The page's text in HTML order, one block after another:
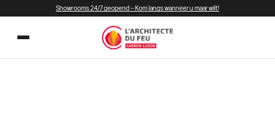
Showrooms 24/7 geopend – Kom langs wanneer u maar wilt!